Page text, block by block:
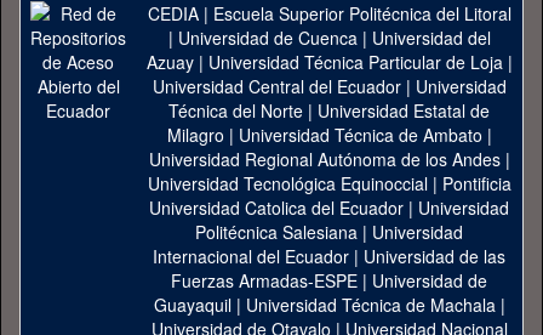
CEDIA| Escuela Superior Politécnica del Litoral
| Universidad de Cuenca| Universidad del
Azuay| Universidad Técnica Particular de Loja|
Universidad Central del Ecuador| Universidad
Técnica del Norte | Universidad Estatal de
Milagro | Universidad Técnica de Ambato |
Universidad Regional Autónoma de los Andes|
Universidad Tecnológica Equinoccial| Pontificia
Universidad Catolica del Ecuador | Universidad
Politécnica Salesiana | Universidad
Internacional del Ecuador | Universidad de las
Fuerzas Armadas-ESPE | Universidad de
Guayaquil| Universidad Técnica de Machala|
Universidad de Otavalo | Universidad Nacional